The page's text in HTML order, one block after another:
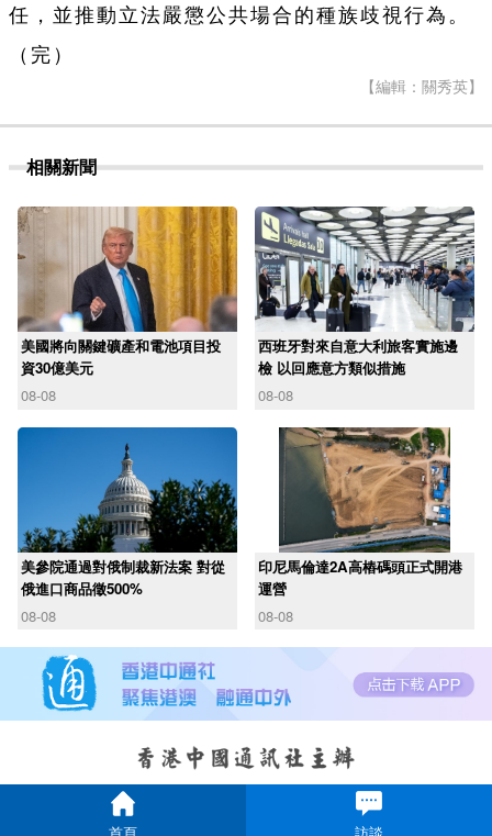
任，並推動立法嚴懲公共場合的種族歧視行為。
（完）
【編輯：關秀英】
相關新聞
美國將向關鍵礦產和電池項目投
資30億美元
08-08
西班牙對來自意大利旅客實施邊
檢 以回應意方類似措施
08-08
美參院通過對俄制裁新法案 對從
俄進口商品徵500%
08-08
印尼馬倫達2A高樁碼頭正式開港
運營
08-08